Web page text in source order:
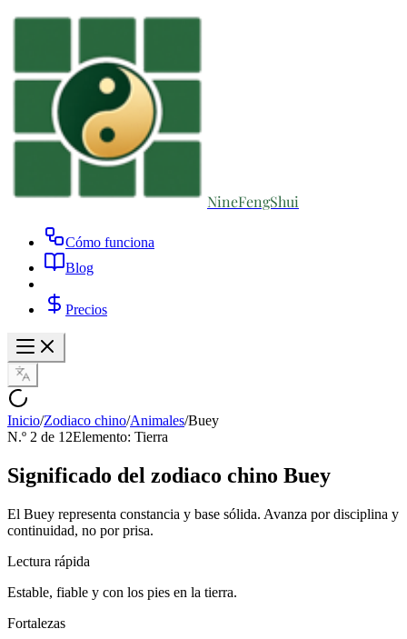
NineFengShui
Cómo funciona
Blog
Precios
Inicio/Zodiaco chino/Animales/Buey
N.º 2 de 12Elemento: Tierra
Significado del zodiaco chino Buey
El Buey representa constancia y base sólida. Avanza por disciplina y
continuidad, no por prisa.
Lectura rápida
Estable, fiable y con los pies en la tierra.
Fortalezas